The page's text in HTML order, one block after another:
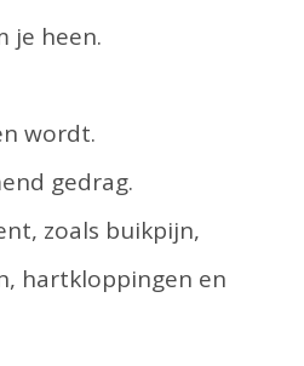
je heen.
wordt.
gedrag.
zoals buikpijn,
hartkloppingen en